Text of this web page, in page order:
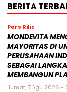
BERITA
Pers Rilis
MONDEVITA
MAYORITAS DI
PERUSAHAAN
SEBAGAI
MEMBANGUN
Jumat, 7 Agu 2026 -